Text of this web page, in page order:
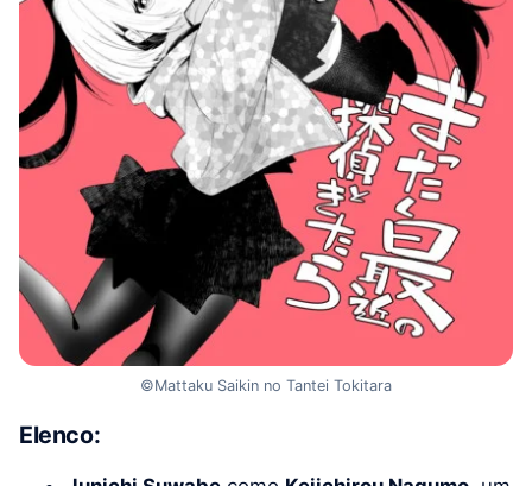
©Mattaku Saikin no Tantei Tokitara
Elenco: